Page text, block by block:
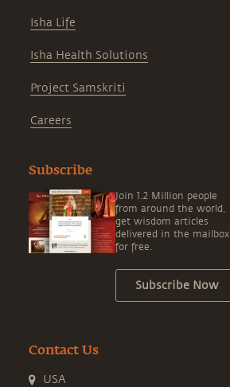
Isha Life
Isha Health Solutions
Project Samskriti
Careers
Subscribe
Join 1.2 Million people
from around the world,
get wisdom articles
delivered in the mailbox
for free.
Subscribe Now
Contact Us
USA